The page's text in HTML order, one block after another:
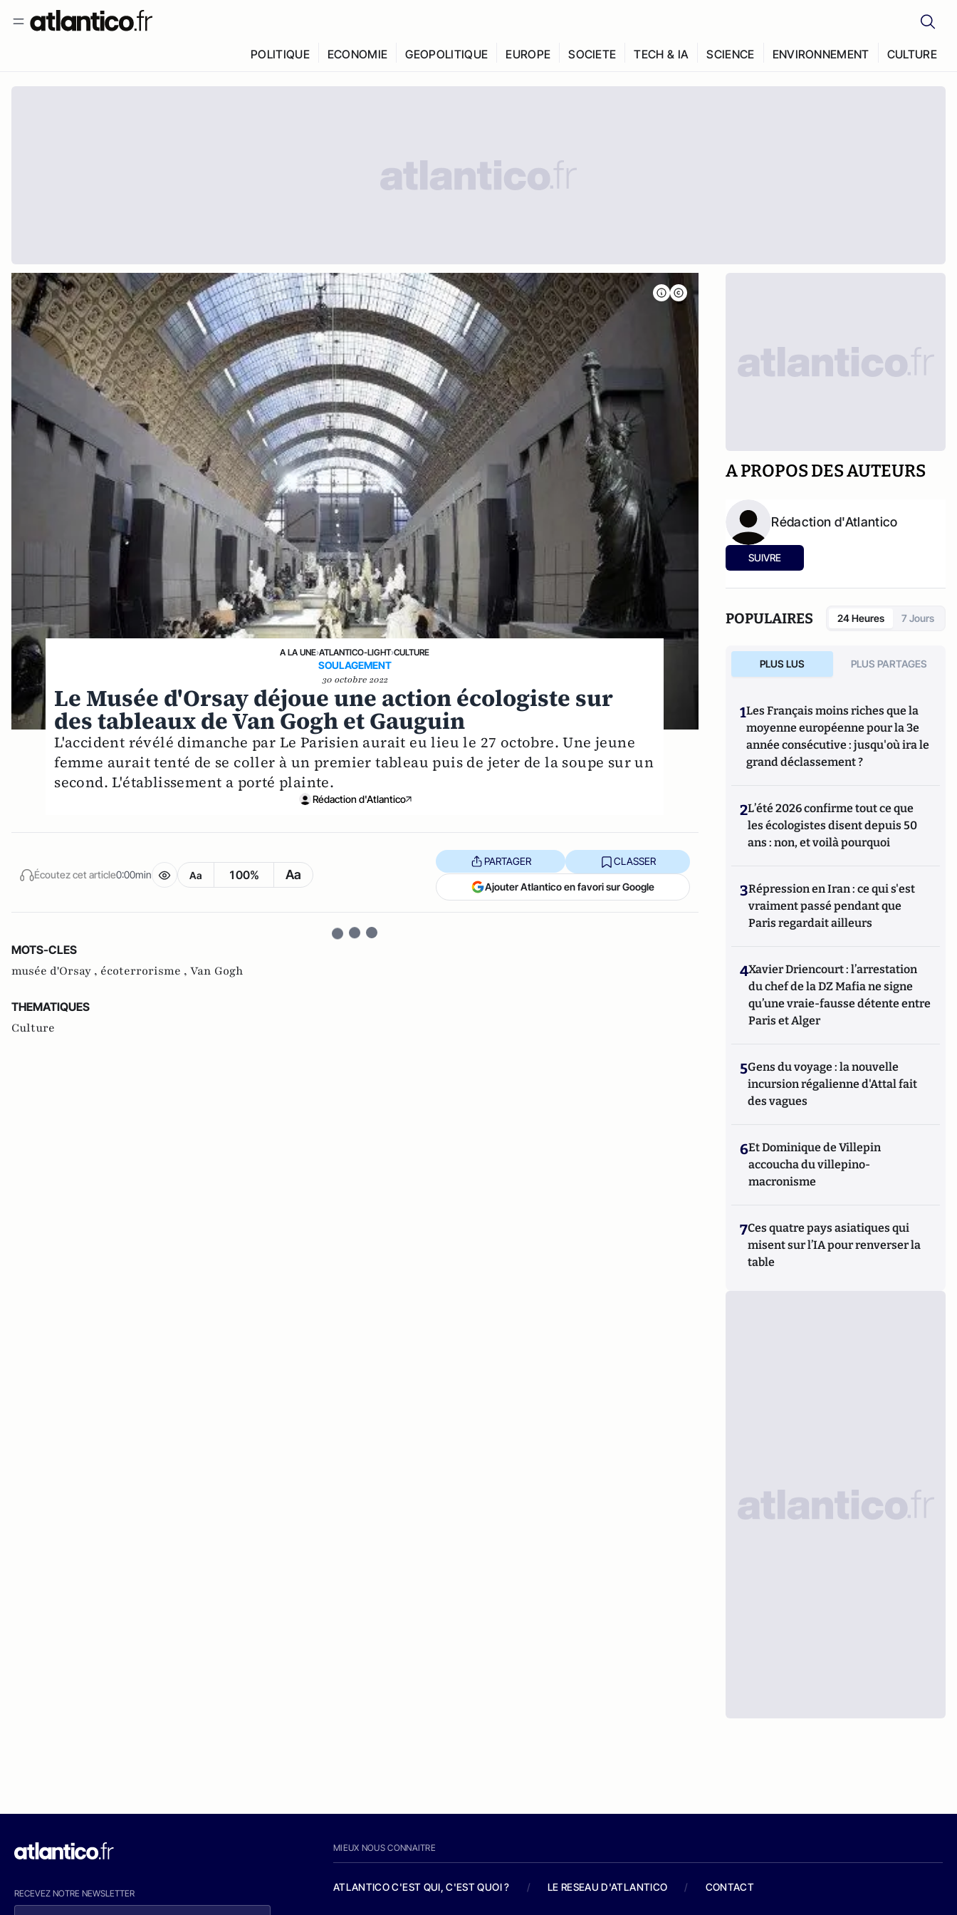
POLITIQUE ECONOMIE GEOPOLITIQUE EUROPE SOCIETE TECH & IA SCIENCE ENVIRONNEMENT CULTURE
A LA UNE›ATLANTICO-LIGHT›CULTURE
SOULAGEMENT
30 octobre 2022
Le Musée d'Orsay déjoue une action écologiste sur
des tableaux de Van Gogh et Gauguin
L'accident révélé dimanche par Le Parisien aurait eu lieu le 27 octobre. Une jeune
femme aurait tenté de se coller à un premier tableau puis de jeter de la soupe sur un
second. L'établissement a porté plainte.
Rédaction d'Atlantico
Écoutez cet article0:00min Aa 100% Aa
PARTAGER CLASSER
Ajouter Atlantico en favori sur Google
MOTS-CLES
musée d'Orsay , écoterrorisme , Van Gogh
THEMATIQUES
Culture
A PROPOS DES AUTEURS
Rédaction d'Atlantico
SUIVRE
POPULAIRES 24 Heures 7 Jours
PLUS LUS PLUS PARTAGES
1Les Français moins riches que la
moyenne européenne pour la 3e
année consécutive : jusqu'où ira le
grand déclassement ?
2L’été 2026 confirme tout ce que
les écologistes disent depuis 50
ans : non, et voilà pourquoi
3Répression en Iran : ce qui s'est
vraiment passé pendant que
Paris regardait ailleurs
4Xavier Driencourt : l’arrestation
du chef de la DZ Mafia ne signe
qu’une vraie-fausse détente entre
Paris et Alger
5Gens du voyage : la nouvelle
incursion régalienne d'Attal fait
des vagues
6Et Dominique de Villepin
accoucha du villepino-
macronisme
7Ces quatre pays asiatiques qui
misent sur l’IA pour renverser la
table
RECEVEZ NOTRE NEWSLETTER
MIEUX NOUS CONNAITRE
ATLANTICO C'EST QUI, C'EST QUOI ? / LE RESEAU D'ATLANTICO / CONTACT